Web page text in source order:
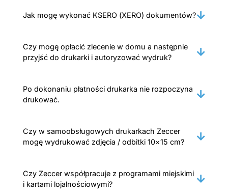
Jak mogę wykonać KSERO (XERO) dokumentów?
Czy mogę opłacić zlecenie w domu a następnie
przyjść do drukarki i autoryzować wydruk?
Po dokonaniu płatności drukarka nie rozpoczyna
drukować.
Czy w samoobsługowych drukarkach Zeccer
mogę wydrukować zdjęcia / odbitki 10×15 cm?
Czy Zeccer współpracuje z programami miejskimi
i kartami lojalnościowymi?